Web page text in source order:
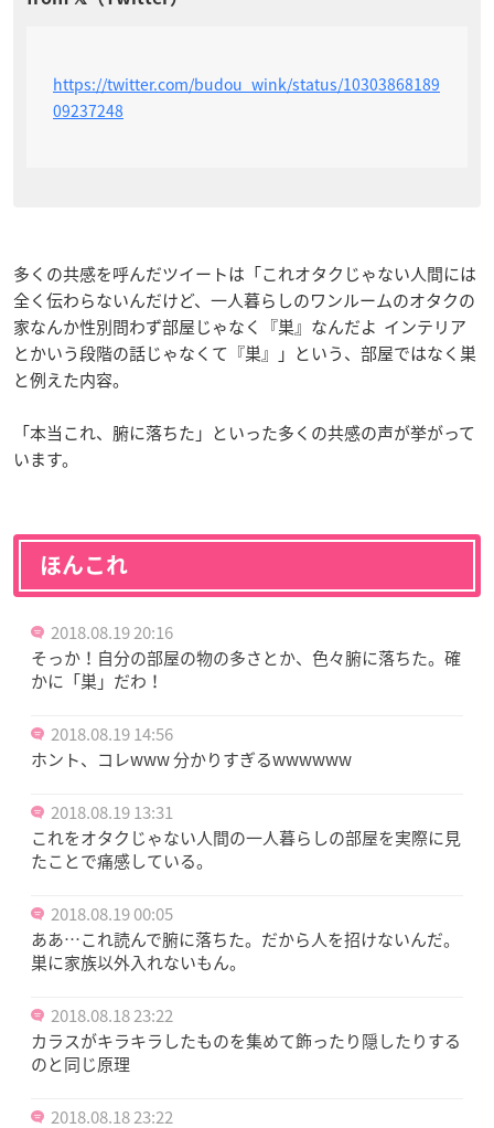
https://twitter.com/budou_wink/status/10303868189
09237248
多くの共感を呼んだツイートは「これオタクじゃない人間には
全く伝わらないんだけど、一人暮らしのワンルームのオタクの
家なんか性別問わず部屋じゃなく『巣』なんだよ インテリア
とかいう段階の話じゃなくて『巣』」という、部屋ではなく巣
と例えた内容。
「本当これ、腑に落ちた」といった多くの共感の声が挙がって
います。
ほんこれ
2018.08.19 20:16
そっか！自分の部屋の物の多さとか、色々腑に落ちた。確
かに「巣」だわ！
2018.08.19 14:56
ホント、コレwww 分かりすぎるwwwwww
2018.08.19 13:31
これをオタクじゃない人間の一人暮らしの部屋を実際に見
たことで痛感している。
2018.08.19 00:05
ああ…これ読んで腑に落ちた。だから人を招けないんだ。
巣に家族以外入れないもん。
2018.08.18 23:22
カラスがキラキラしたものを集めて飾ったり隠したりする
のと同じ原理
2018.08.18 23:22